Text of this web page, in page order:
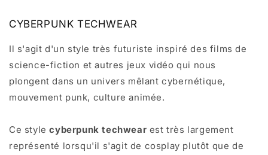
CYBERPUNK TECHWEAR
Il s'agit d'un style très futuriste inspiré des films de
science-fiction et autres jeux vidéo qui nous
plongent dans un univers mêlant cybernétique,
mouvement punk, culture animée.
Ce stylecyberpunk techwear est très largement
représenté lorsqu'il s'agit de cosplay plutôt que de